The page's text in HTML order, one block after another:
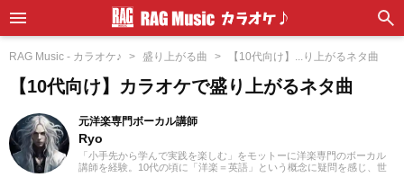
RAG Music - カラオケ♪ 盛り上がる曲 【10代向け】...り上がるネタ曲
【10代向け】カラオケで盛り上がるネタ曲
元洋楽専門ボーカル講師
Ryo
「小手先から学んで実践を楽しむ」をモットーに洋楽専門のボーカル
講師を経験。10代の頃に「洋楽＝英語」という概念に疑問を感じ、世